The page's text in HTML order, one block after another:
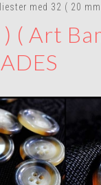
med 32 ( 20
( Art